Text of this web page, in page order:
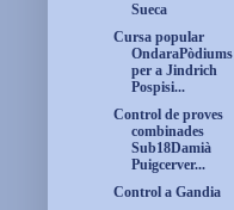
Sueca
Cursa popular
OndaraPòdiums
per a Jindrich
Pospisi...
Control de proves
combinades
Sub18Damià
Puigcerver...
Control a Gandia